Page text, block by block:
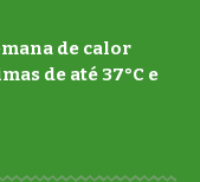
de calor
de até 37°C e